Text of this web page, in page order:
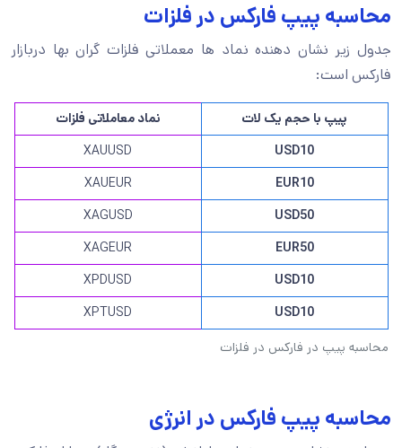
محاسبه پیپ فارکس در فلزات
جدول زیر نشان دهنده نماد ها معملاتی فلزات گران بها دربازار
فارکس است:
محاسبه پیپ در فارکس در فلزات
پیپ با حجم یک لات
نماد معاملاتی فلزات
USD10
XAUUSD
EUR10
XAUEUR
USD50
XAGUSD
EUR50
XAGEUR
USD10
XPDUSD
USD10
XPTUSD
محاسبه پیپ فارکس در انرژی